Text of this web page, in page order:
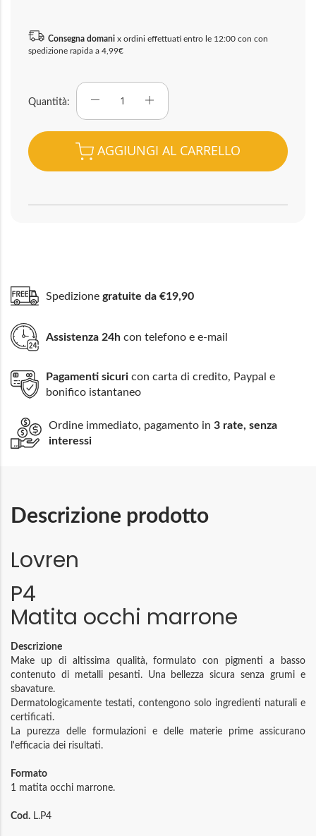
Consegna domani x ordini effettuati entro le 12:00 con con
spedizione rapida a 4,99€
Quantità
AGGIUNGI AL CARRELLO
Spedizione gratuite da €19,90
Assistenza 24h con telefono e e-mail
Pagamenti sicuri con carta di credito, Paypal e
bonifico istantaneo
Ordine immediato, pagamento in 3 rate, senza
interessi
Descrizione prodotto
Lovren
P4
Matita occhi marrone
Descrizione
Make up di altissima qualità, formulato con pigmenti a basso
contenuto di metalli pesanti. Una bellezza sicura senza grumi e
sbavature.
Dermatologicamente testati, contengono solo ingredienti naturali e
certificati.
La purezza delle formulazioni e delle materie prime assicurano
l'efficacia dei risultati.
Formato
1 matita occhi marrone.
Cod. L.P4